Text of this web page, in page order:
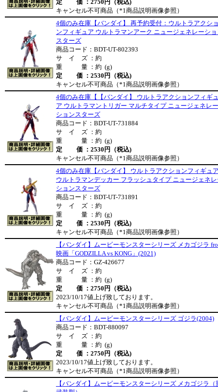
定 価 ：2750円（税込)
キャンセル不可商品（*1商品説明画像参照）
4個のみ在庫【バンダイ】 再予約受付：ウルトラアクシ
ンフィギュア ウルトラマンアーク ニュージェネレーシ
スターズ
商品コード：BDT-UT-802393
サ イ ズ ：約
重 量 ：約 (g)
定 価 ：2530円（税込)
キャンセル不可商品（*1商品説明画像参照）
4個のみ在庫【【バンダイ】 ウルトラアクションフィギ
ア ウルトラマントリガー マルチタイプ ニュージェネレー
ションスターズ
商品コード：BDT-UT-731884
サ イ ズ ：約
重 量 ：約 (g)
定 価 ：2530円（税込)
キャンセル不可商品（*1商品説明画像参照）
4個のみ在庫【バンダイ】 ウルトラアクションフィギュ
ウルトラマンデッカー フラッシュタイプ ニュージェネ
ションスターズ
商品コード：BDT-UT-731891
サ イ ズ ：約
重 量 ：約 (g)
定 価 ：2530円（税込)
キャンセル不可商品（*1商品説明画像参照）
【バンダイ】ムービーモンスターシリーズ メカゴジラ
映画「GODZILLA vs KONG」(2021)
商品コード：GZ-426677
サ イ ズ ：約
重 量 ：約 (g)
定 価 ：2750円（税込)
2023/10/17値上げ致しております。
キャンセル不可商品（*1商品説明画像参照）
【バンダイ】ムービーモンスターシリーズ ゴジラ(2004)
商品コード：BDT-880097
サ イ ズ ：約
重 量 ：約 (g)
定 価 ：2750円（税込)
2023/10/17値上げ致しております。
キャンセル不可商品（*1商品説明画像参照）
【バンダイ】ムービーモンスターシリーズ メカゴジラ（